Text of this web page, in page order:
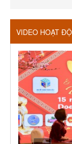
VIDEO HOẠT